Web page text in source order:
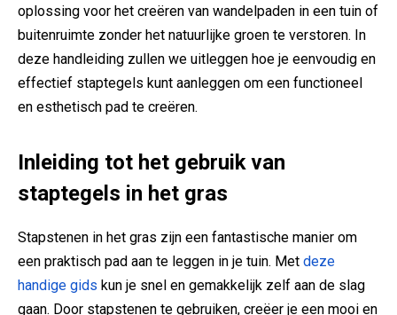
oplossing voor⁢ het ‌creëren van wandelpaden‍ in‌ een tuin of
buitenruimte zonder ‌het natuurlijke groen te verstoren. In
deze handleiding zullen we uitleggen hoe je eenvoudig en
effectief staptegels kunt aanleggen⁣ om een functioneel
en esthetisch pad te creëren.
Inleiding tot het gebruik van
staptegels ​in het ⁤gras
Stapstenen in het gras zijn ⁣een fantastische manier om
een praktisch pad aan te leggen in je tuin.‌ Met deze
handige gids kun je snel en gemakkelijk zelf aan ​de⁢ slag
gaan. Door stapstenen te gebruiken, creëer je een mooi en